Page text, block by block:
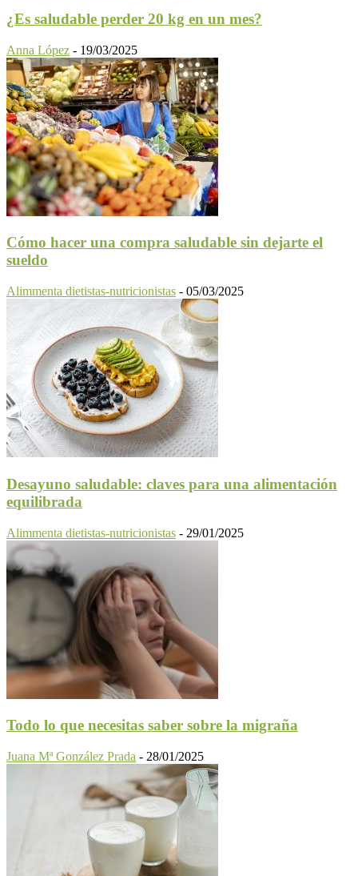
¿Es saludable perder 20 kg en un mes?
Anna López - 19/03/2025
Cómo hacer una compra saludable sin dejarte el
sueldo
Alimmenta dietistas-nutricionistas - 05/03/2025
Desayuno saludable: claves para una alimentación
equilibrada
Alimmenta dietistas-nutricionistas - 29/01/2025
Todo lo que necesitas saber sobre la migraña
Juana Mª González Prada - 28/01/2025